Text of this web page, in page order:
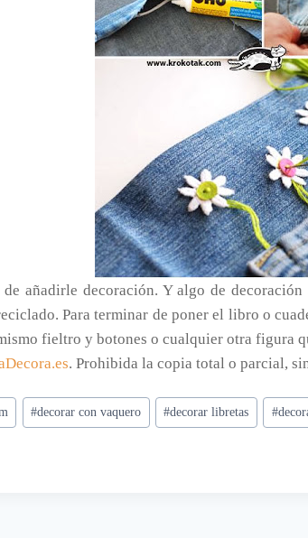
añadirle decoración. Y algo de
Para terminar de poner el libro o
fieltro y botones o cualquier otra figura
. Prohibida la copia total o parcial,
#decorar con vaquero #decorar libretas #